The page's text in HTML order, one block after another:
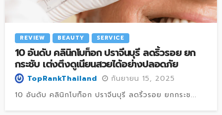
REVIEW BEAUTY SERVICE
10 อันดับ คลินิกโบท็อก ปราจีนบุรี ลดริ้วรอย ยก
กระชับ เต่งตึงดูเนียนสวยได้อย่างปลอดภัย
TopRankThailand
กันยายน 15, 2025
10 อันดับ คลินิกโบท็อก ปราจีนบุรี ลดริ้วรอย ยกกระช...